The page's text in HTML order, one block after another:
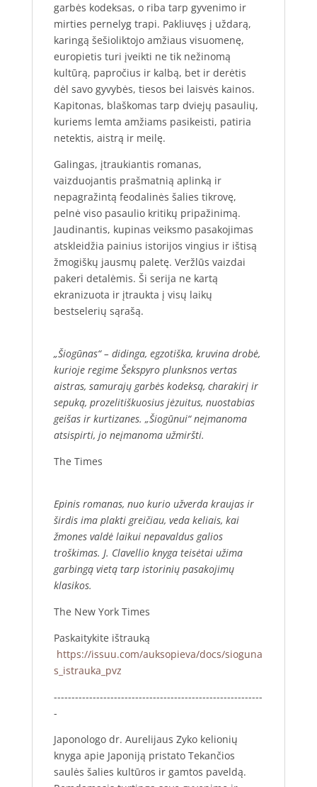
garbės kodeksas, o riba tarp gyvenimo ir
mirties pernelyg trapi. Pakliuvęs į uždarą,
karingą šešioliktojo amžiaus visuomenę,
europietis turi įveikti ne tik nežinomą
kultūrą, papročius ir kalbą, bet ir derėtis
dėl savo gyvybės, tiesos bei laisvės kainos.
Kapitonas, blaškomas tarp dviejų pasaulių,
kuriems lemta amžiams pasikeisti, patiria
netektis, aistrą ir meilę.
Galingas, įtraukiantis romanas,
vaizduojantis prašmatnią aplinką ir
nepagražintą feodalinės šalies tikrovę,
pelnė viso pasaulio kritikų pripažinimą.
Jaudinantis, kupinas veiksmo pasakojimas
atskleidžia painius istorijos vingius ir ištisą
žmogiškų jausmų paletę. Veržlūs vaizdai
pakeri detalėmis. Ši serija ne kartą
ekranizuota ir įtraukta į visų laikų
bestselerių sąrašą.
„Šiogūnas“ – didinga, egzotiška, kruvina drobė,
kurioje regime Šekspyro plunksnos vertas
aistras, samurajų garbės kodeksą, charakirį ir
sepuką, prozelitiškuosius jėzuitus, nuostabias
geišas ir kurtizanes. „Šiogūnui“ neįmanoma
atsispirti, jo neįmanoma užmiršti.
The Times
Epinis romanas, nuo kurio užverda kraujas ir
širdis ima plakti greičiau, veda keliais, kai
žmones valdė laikui nepavaldus galios
troškimas. J. Clavellio knyga teisėtai užima
garbingą vietą tarp istorinių pasakojimų
klasikos.
The New York Times
Paskaitykite ištrauką
https://issuu.com/auksopieva/docs/sioguna
s_istrauka_pvz
-----------------------------------------------------------
-
Japonologo dr. Aurelijaus Zyko kelionių
knyga apie Japoniją pristato Tekančios
saulės šalies kultūros ir gamtos paveldą.